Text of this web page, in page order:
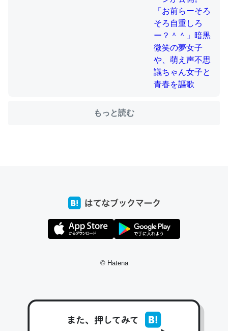
私も3年前ぐらいに祖母の家に設置した。ポケットWifiみ
たいなのでネット環境作ったけどAlexaしか使わないので
https://toyoshi.hatenablog.com/entry/2019/05/15/1805
コミュニケーションが劇的に変化した｜tayorini by LIFULL介護
で、気になる場合はにんにくだけ加熱してから加えたりガ
─野菜が止まらなくなる南フランス発祥の万能ソース「アイオリソ
ース」の作り方をビストロ居酒屋のシェフに聞いてみた - メシ通 | ホ
スペインにもアリオリソースがあり、それも美味しいんだ
けど、読み方が違うだけで同じものを指すのか、また違う
もっと読む
© Hatena